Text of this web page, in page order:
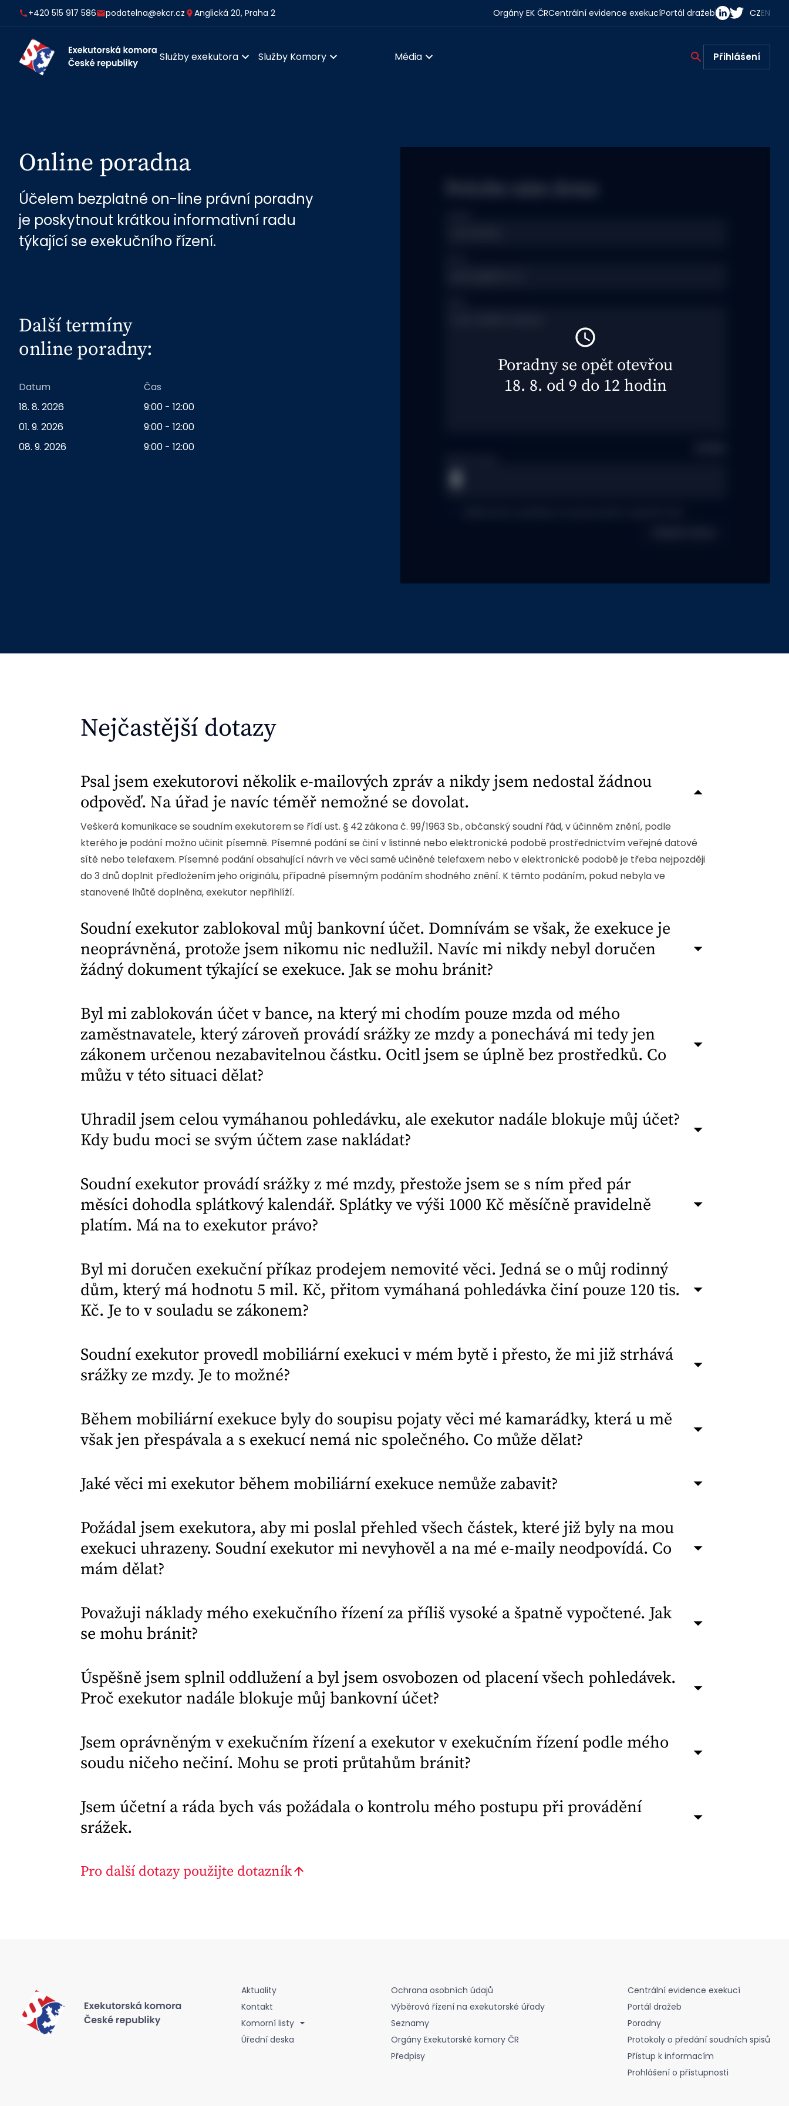
+420 515 917 586 podatelna@ekcr.cz Anglická 20, Praha 2 Orgány EK ČRCentrální evidence exekucíPortál dražeb CZEN
Služby exekutora Služby Komory Média Přihlášení
Online poradna
Účelem bezplatné on-line právní poradny
je poskytnout krátkou informativní radu
týkající se exekučního řízení.
Další termíny
online poradny:
Datum
Čas
18. 8. 2026
9:00 - 12:00
01. 9. 2026
9:00 - 12:00
08. 9. 2026
9:00 - 12:00
Poradny se opět otevřou
18. 8. od 9 do 12 hodin
Nejčastější dotazy
Psal jsem exekutorovi několik e-mailových zpráv a nikdy jsem nedostal žádnou
odpověď. Na úřad je navíc téměř nemožné se dovolat.
Veškerá komunikace se soudním exekutorem se řídí ust. § 42 zákona č. 99/1963 Sb., občanský soudní řád, v účinném znění, podle
kterého je podání možno učinit písemně. Písemné podání se činí v listinné nebo elektronické podobě prostřednictvím veřejné datové
sítě nebo telefaxem. Písemné podání obsahující návrh ve věci samé učiněné telefaxem nebo v elektronické podobě je třeba nejpozději
do 3 dnů doplnit předložením jeho originálu, případně písemným podáním shodného znění. K těmto podáním, pokud nebyla ve
stanovené lhůtě doplněna, exekutor nepřihlíží.
Soudní exekutor zablokoval můj bankovní účet. Domnívám se však, že exekuce je
neoprávněná, protože jsem nikomu nic nedlužil. Navíc mi nikdy nebyl doručen
žádný dokument týkající se exekuce. Jak se mohu bránit?
Byl mi zablokován účet v bance, na který mi chodím pouze mzda od mého
zaměstnavatele, který zároveň provádí srážky ze mzdy a ponechává mi tedy jen
zákonem určenou nezabavitelnou částku. Ocitl jsem se úplně bez prostředků. Co
můžu v této situaci dělat?
Uhradil jsem celou vymáhanou pohledávku, ale exekutor nadále blokuje můj účet?
Kdy budu moci se svým účtem zase nakládat?
Soudní exekutor provádí srážky z mé mzdy, přestože jsem se s ním před pár
měsíci dohodla splátkový kalendář. Splátky ve výši 1000 Kč měsíčně pravidelně
platím. Má na to exekutor právo?
Byl mi doručen exekuční příkaz prodejem nemovité věci. Jedná se o můj rodinný
dům, který má hodnotu 5 mil. Kč, přitom vymáhaná pohledávka činí pouze 120 tis.
Kč. Je to v souladu se zákonem?
Soudní exekutor provedl mobiliární exekuci v mém bytě i přesto, že mi již strhává
srážky ze mzdy. Je to možné?
Během mobiliární exekuce byly do soupisu pojaty věci mé kamarádky, která u mě
však jen přespávala a s exekucí nemá nic společného. Co může dělat?
Jaké věci mi exekutor během mobiliární exekuce nemůže zabavit?
Požádal jsem exekutora, aby mi poslal přehled všech částek, které již byly na mou
exekuci uhrazeny. Soudní exekutor mi nevyhověl a na mé e-maily neodpovídá. Co
mám dělat?
Považuji náklady mého exekučního řízení za příliš vysoké a špatně vypočtené. Jak
se mohu bránit?
Úspěšně jsem splnil oddlužení a byl jsem osvobozen od placení všech pohledávek.
Proč exekutor nadále blokuje můj bankovní účet?
Jsem oprávněným v exekučním řízení a exekutor v exekučním řízení podle mého
soudu ničeho nečiní. Mohu se proti průtahům bránit?
Jsem účetní a ráda bych vás požádala o kontrolu mého postupu při provádění
srážek.
Pro další dotazy použijte dotazník
Aktuality
Kontakt
Komorní listy
Úřední deska
Ochrana osobních údajů
Výběrová řízení na exekutorské úřady
Seznamy
Orgány Exekutorské komory ČR
Předpisy
Centrální evidence exekucí
Portál dražeb
Poradny
Protokoly o předání soudních spisů
Přístup k informacím
Prohlášení o přístupnosti